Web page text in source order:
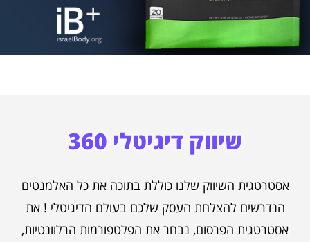
שיווק דיגיטלי 360
אסטרטגית השיווק שלנו כוללת בתוכה את כל האלמנטים
הנדרשים להצלחת העסק שלכם בעולם הדיגיטלי ! את
אסטרטגית הפרסום, נבחר את הפלטפורמות הרלוונטיות,